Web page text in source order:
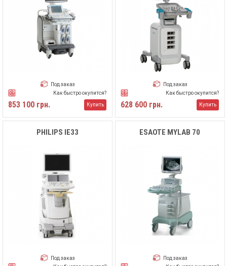
Под заказ
Как быстро окупится?
853 100 грн. Купить
Под заказ
Как быстро окупится?
628 600 грн. Купить
PHILIPS IE33
Под заказ
ESAOTE MYLAB 70
Под заказ